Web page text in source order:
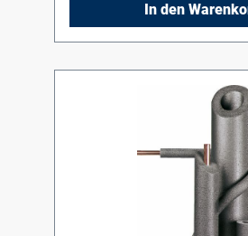
In den